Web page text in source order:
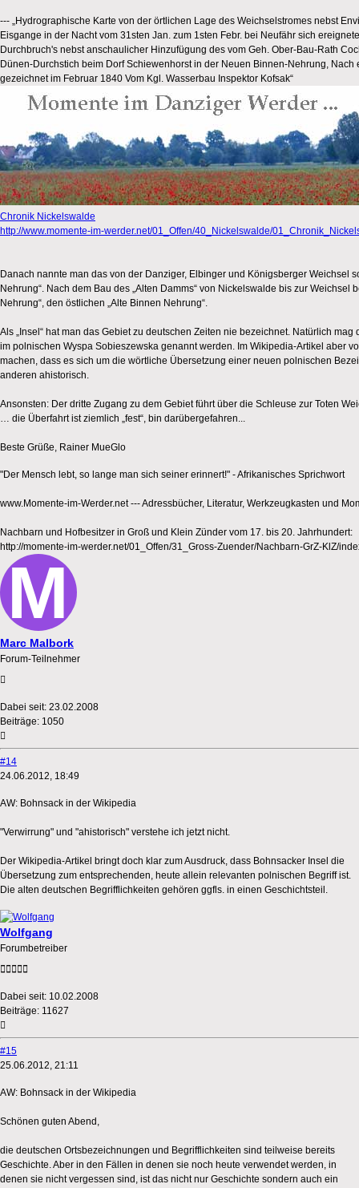
--- „Hydrographische Karte von der örtlichen Lage des Weichselstromes nebst
Eisgange in der Nacht vom 31sten Jan. zum 1sten Febr. bei Neufähr sich
Durchbruch's nebst anschaulicher Hinzufügung des vom Geh. Ober-Bau-Rath
Dünen-Durchstich beim Dorf Schiewenhorst in der Neuen Binnen-Nehrung,
gezeichnet im Februar 1840 Vom Kgl. Wasserbau Inspektor Kofsak“
Chronik Nickelswalde
http://www.momente-im-werder.net/01_Offen/40_Nickelswalde/
Danach nannte man das von der Danziger, Elbinger und Königsberger Weichsel
Nehrung“. Nach dem Bau des „Alten Damms“ von Nickelswalde bis zur
Nehrung“, den östlichen „Alte Binnen Nehrung“.
Als „Insel“ hat man das Gebiet zu deutschen Zeiten nie bezeichnet. Natürlich
im polnischen Wyspa Sobieszewska genannt werden. Im Wikipedia-Artikel aber
machen, dass es sich um die wörtliche Übersetzung einer neuen polnischen
anderen ahistorisch.
Ansonsten: Der dritte Zugang zu dem Gebiet führt über die Schleuse zur Toten
… die Überfahrt ist ziemlich „fest“, bin darübergefahren...
Beste Grüße, Rainer MueGlo
"Der Mensch lebt, so lange man sich seiner erinnert!" - Afrikanisches Sprichwort
www.Momente-im-Werder.net --- Adressbücher, Literatur, Werkzeugkasten und
Nachbarn und Hofbesitzer in Groß und Klein Zünder vom 17. bis 20. Jahrhundert:
http://momente-im-werder.net/01_Offen/31_Gross-Zuender/Nachbarn-GrZ-KlZ/
Marc Malbork
Forum-Teilnehmer
Dabei seit: 23.02.2008
Beiträge: 1050
#14
24.06.2012, 18:49
AW: Bohnsack in der Wikipedia
"Verwirrung" und "ahistorisch" verstehe ich jetzt nicht.
Der Wikipedia-Artikel bringt doch klar zum Ausdruck, dass Bohnsacker Insel die
Übersetzung zum entsprechenden, heute allein relevanten polnischen Begriff ist.
Die alten deutschen Begrifflichkeiten gehören ggfls. in einen Geschichtsteil.
Wolfgang
Forumbetreiber
Dabei seit: 10.02.2008
Beiträge: 11627
#15
25.06.2012, 21:11
AW: Bohnsack in der Wikipedia
Schönen guten Abend,
die deutschen Ortsbezeichnungen und Begrifflichkeiten sind teilweise bereits
Geschichte. Aber in den Fällen in denen sie noch heute verwendet werden, in
denen sie nicht vergessen sind, ist das nicht nur Geschichte sondern auch ein